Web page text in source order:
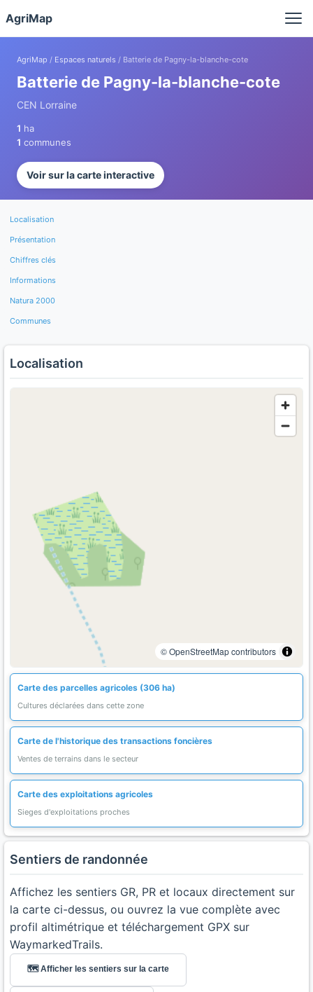
AgriMap
AgriMap / Espaces naturels / Batterie de Pagny-la-blanche-cote
Batterie de Pagny-la-blanche-cote
CEN Lorraine
1 ha
1 communes
Voir sur la carte interactive
Localisation
Présentation
Chiffres clés
Informations
Natura 2000
Communes
Localisation
© OpenStreetMap contributors
Carte des parcelles agricoles (306 ha)
Cultures déclarées dans cette zone
Carte de l'historique des transactions foncières
Ventes de terrains dans le secteur
Carte des exploitations agricoles
Sieges d'exploitations proches
Sentiers de randonnée
Affichez les sentiers GR, PR et locaux directement sur
la carte ci-dessus, ou ouvrez la vue complète avec
profil altimétrique et téléchargement GPX sur
WaymarkedTrails.
🗺️ Afficher les sentiers sur la carte